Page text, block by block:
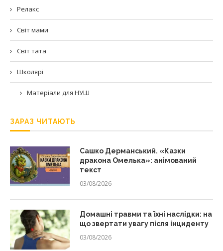
Релакс
Світ мами
Світ тата
Школярі
Матеріали для НУШ
ЗАРАЗ ЧИТАЮТЬ
Сашко Дерманський. «Казки
дракона Омелька»: анімований
текст
03/08/2026
Домашні травми та їхні наслідки: на
що звертати увагу після інциденту
03/08/2026